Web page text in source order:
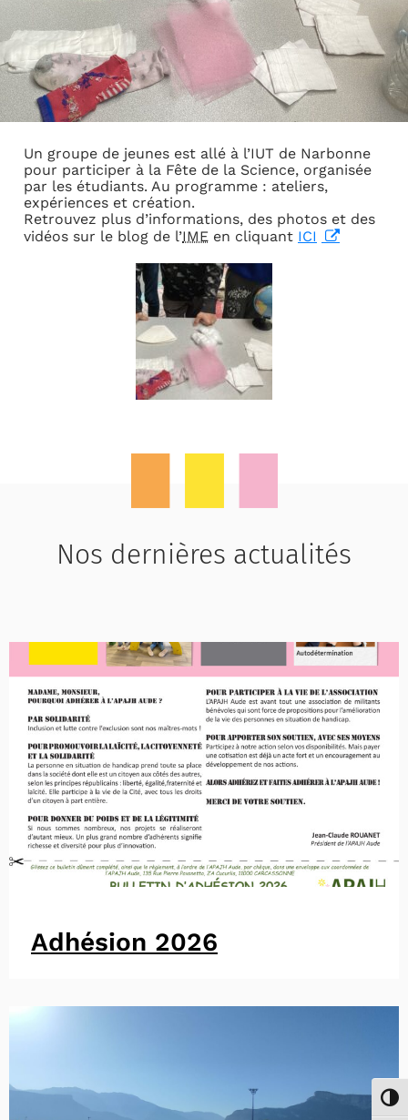
Un groupe de jeunes est allé à l’IUT de Narbonne
pour participer à la Fête de la Science, organisée
par les étudiants. Au programme : ateliers,
expériences et création.
Retrouvez plus d’informations, des photos et des
vidéos sur le blog de l’IME en cliquant ICI
Nos dernières actualités
Adhésion 2026